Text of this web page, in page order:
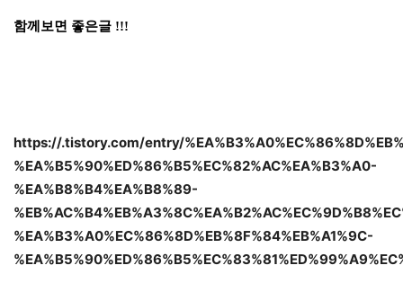
함께보면 좋은글 !!!
https://.tistory.com/entry/
%EA%B5%90%ED%86%B5%EC%82%AC%EA%B3%A0-
%EA%B8%B4%EA%B8%89-
%EA%B3%A0%EC%86%8D%EB%8F%84%EB%A1%9C-